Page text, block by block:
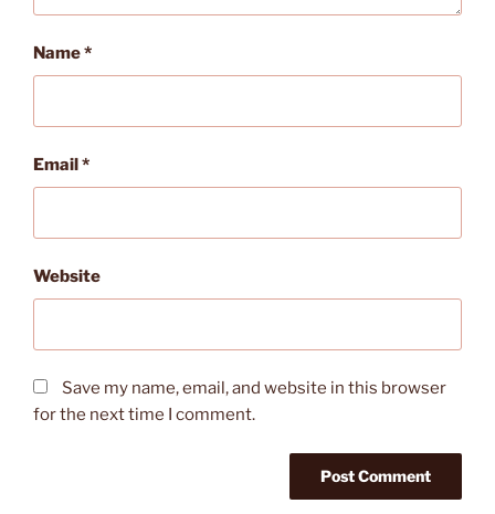
Name*
Email*
Website
Save my name, email, and website in this browser
for the next time I comment.